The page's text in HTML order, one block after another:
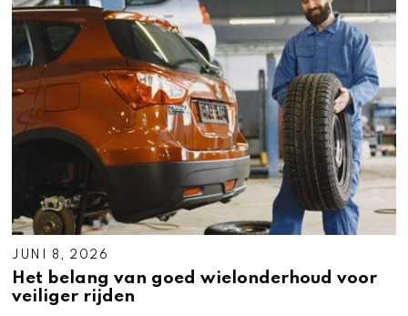
JUNI 8, 2026
Het belang van goed wielonderhoud voor
veiliger rijden